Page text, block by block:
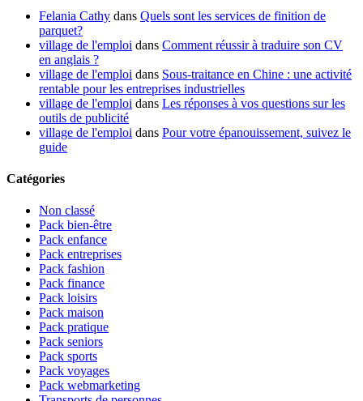
Felania Cathy dans Quels sont les services de finition de
parquet?
village de l'emploi dans Comment réussir à traduire son CV
en anglais ?
village de l'emploi dans Sous-traitance en Chine : une activité
rentable pour les entreprises industrielles
village de l'emploi dans Les réponses à vos questions sur les
outils de publicité
village de l'emploi dans Pour votre épanouissement, suivez le
guide
Catégories
Non classé
Pack bien-être
Pack enfance
Pack entreprises
Pack fashion
Pack finance
Pack loisirs
Pack maison
Pack pratique
Pack seniors
Pack sports
Pack voyages
Pack webmarketing